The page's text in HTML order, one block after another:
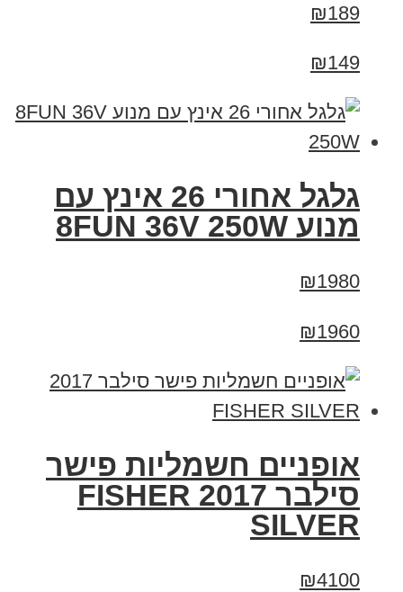
₪189
₪149
גלגל אחורי 26 אינץ עם
מנוע 8FUN 36V 250W
₪1980
₪1960
אופניים חשמליות פישר
סילבר 2017 FISHER
SILVER
₪4100